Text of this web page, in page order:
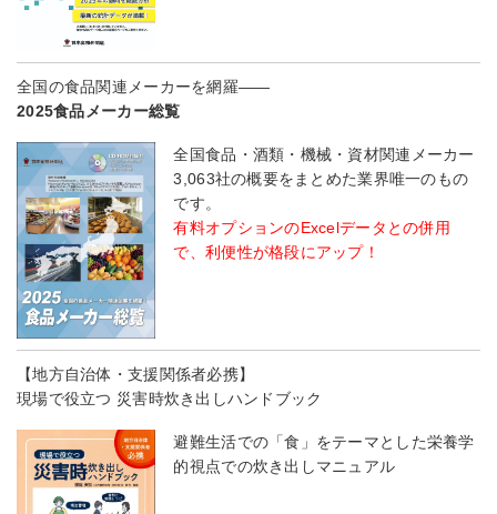
全国の食品関連メーカーを網羅――
2025食品メーカー総覧
全国食品・酒類・機械・資材関連メーカー
3,063社の概要をまとめた業界唯一のもの
です。
有料オプションのExcelデータとの併用
で、利便性が格段にアップ！
【地方自治体・支援関係者必携】
現場で役立つ 災害時炊き出しハンドブック
避難生活での「食」をテーマとした栄養学
的視点での炊き出しマニュアル